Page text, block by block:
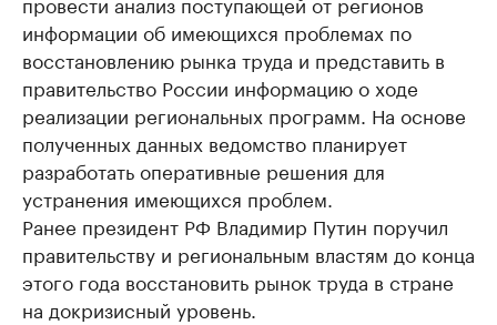
информации об имеющихся проблемах по
восстановлению рынка труда и представить в
правительство России информацию о ходе
реализации региональных программ. На основе
полученных данных ведомство планирует
разработать оперативные решения для
устранения имеющихся проблем.
Ранее президент РФ Владимир Путин поручил
правительству и региональным властям до конца
этого года восстановить рынок труда в стране
на докризисный уровень.